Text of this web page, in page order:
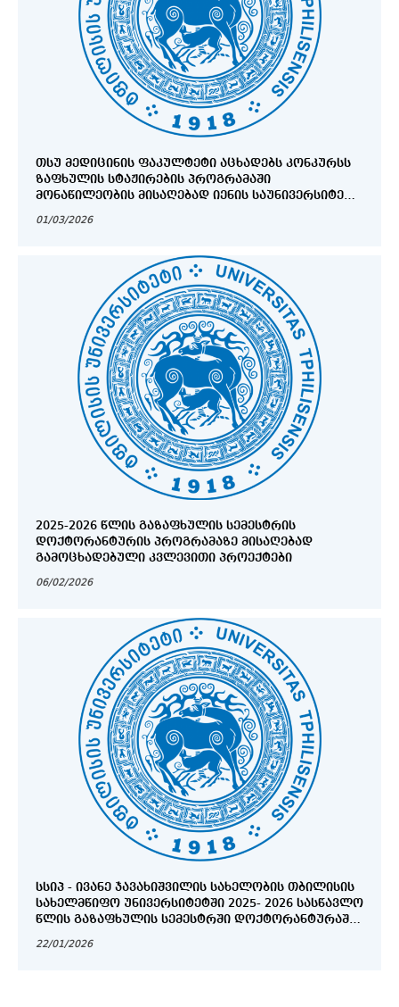
ᲗᲡᲣ ᲛᲔᲓᲘᲪᲘᲜᲘᲡ ᲤᲐᲙᲣᲚᲢᲔᲢᲘ ᲐᲪᲮᲐᲓᲔᲑᲡ ᲙᲝᲜᲙᲣᲠᲡᲡ
ᲖᲐᲤᲮᲣᲚᲘᲡ ᲡᲢᲐᲟᲘᲠᲔᲑᲘᲡ ᲞᲠᲝᲒᲠᲐᲛᲐᲨᲘ
ᲛᲝᲜᲐᲬᲘᲚᲔᲝᲑᲘᲡ ᲛᲘᲡᲐᲦᲔᲑᲐᲓ ᲘᲔᲜᲘᲡ ᲡᲐᲣᲜᲘᲕᲔᲠᲡᲘᲢᲔᲢᲝ
01/03/2026
2025-2026 ᲬᲚᲘᲡ ᲒᲐᲖᲐᲤᲮᲣᲚᲘᲡ ᲡᲔᲛᲔᲡᲢᲠᲘᲡ
ᲓᲝᲥᲢᲝᲠᲐᲜᲢᲣᲠᲘᲡ ᲞᲠᲝᲒᲠᲐᲛᲐᲖᲔ ᲛᲘᲡᲐᲦᲔᲑᲐᲓ
ᲒᲐᲛᲝᲪᲮᲐᲓᲔᲑᲣᲚᲘ ᲙᲕᲚᲔᲕᲘᲗᲘ ᲞᲠᲝᲔᲥᲢᲔᲑᲘ
06/02/2026
ᲡᲡᲘᲞ - ᲘᲕᲐᲜᲔ ᲯᲐᲕᲐᲮᲘᲨᲕᲘᲚᲘᲡ ᲡᲐᲮᲔᲚᲝᲑᲘᲡ ᲗᲑᲘᲚᲘᲡᲘᲡ
ᲡᲐᲮᲔᲚᲛᲬᲘᲤᲝ ᲣᲜᲘᲕᲔᲠᲡᲘᲢᲔᲢᲨᲘ 2025- 2026 ᲡᲐᲡᲬᲐᲕᲚᲝ
ᲬᲚᲘᲡ ᲒᲐᲖᲐᲤᲮᲣᲚᲘᲡ ᲡᲔᲛᲔᲡᲢᲠᲨᲘ ᲓᲝᲥᲢᲝᲠᲐᲜᲢᲣᲠᲐᲨᲘ
ᲓᲝᲙᲣᲛᲔᲜᲢᲔᲑᲘᲡ ᲜᲣᲡᲮᲘᲡ ᲒᲐᲜᲡᲐᲖᲦᲕᲠᲘᲡ ᲨᲔᲡᲐᲮᲔᲑ
22/01/2026